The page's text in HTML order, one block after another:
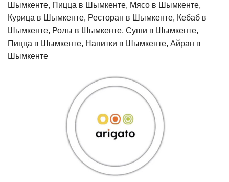
Шымкенте, Пицца в Шымкенте, Мясо в Шымкенте,
Курица в Шымкенте, Ресторан в Шымкенте, Кебаб в
Шымкенте, Ролы в Шымкенте, Суши в Шымкенте,
Пицца в Шымкенте, Напитки в Шымкенте, Айран в
Шымкенте